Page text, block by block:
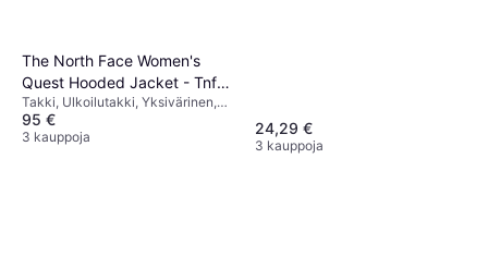
The North Face Women's
Quest Hooded Jacket - Tnf
Black/Foil Grey
Takki, Ulkoilutakki, Yksivärinen,
Materiaali: Polyesteri, Taskut,
Vedenpitävä, Tuulenpitävä,
95 €
3 kauppoja 24,29 €
3 kauppoja